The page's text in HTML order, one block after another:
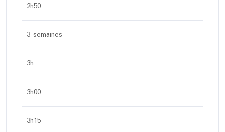
2h50
3 semaines
3h
3h00
3h15